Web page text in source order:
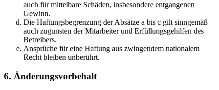
auch für mittelbare Schäden, insbesondere entgangenen
Gewinn.
Die Haftungsbegrenzung der Absätze a bis c gilt sinngemäß
auch zugunsten der Mitarbeiter und Erfüllungsgehilfen des
Betreibers.
Ansprüche für eine Haftung aus zwingendem nationalem
Recht bleiben unberührt.
6. Änderungsvorbehalt